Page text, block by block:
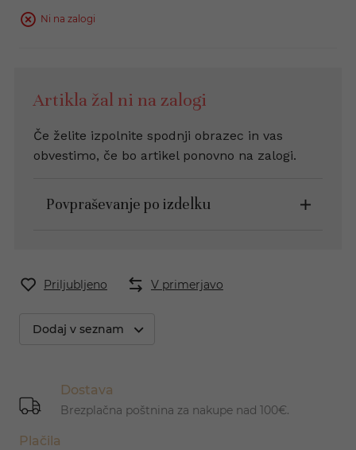
Ni na zalogi
Artikla žal ni na zalogi
Če želite izpolnite spodnji obrazec in vas
obvestimo, če bo artikel ponovno na zalogi.
Povpraševanje po izdelku
Priljubljeno V primerjavo
Dodaj v seznam
Dostava
Brezplačna poštnina za nakupe nad 100€.
Plačila